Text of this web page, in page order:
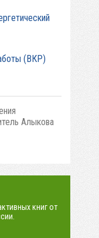
(ВКР)
Алыкова
книг от